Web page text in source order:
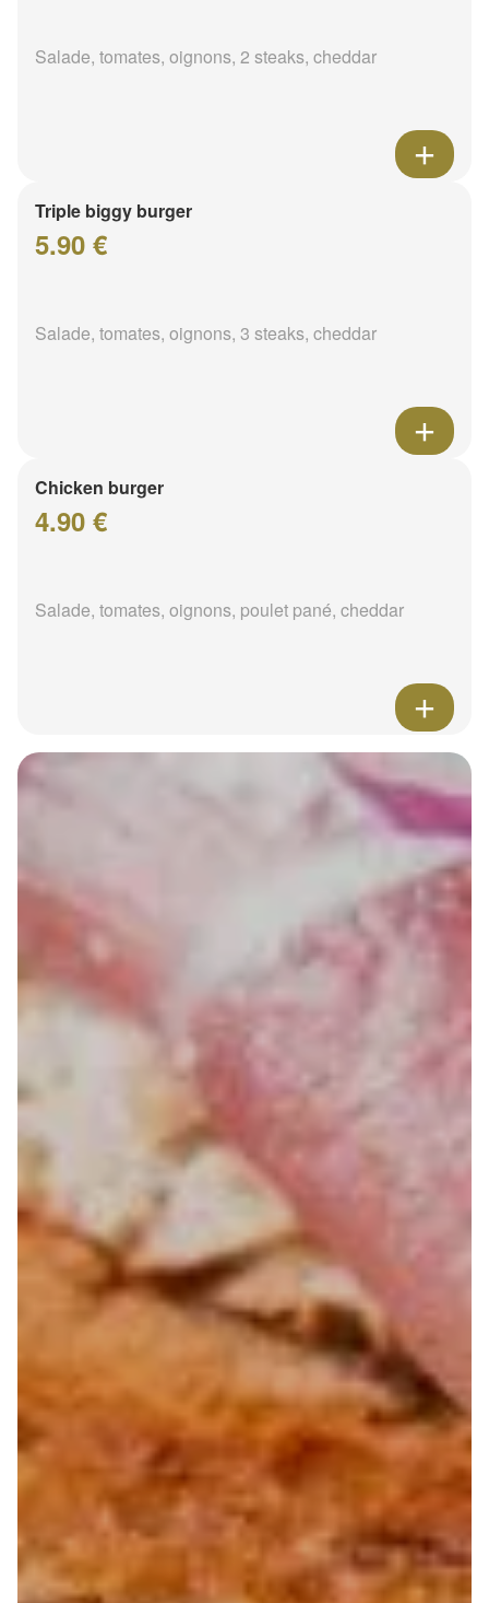
Salade, tomates, oignons, 2 steaks, cheddar
Triple biggy burger
5.90 €
Salade, tomates, oignons, 3 steaks, cheddar
Chicken burger
4.90 €
Salade, tomates, oignons, poulet pané, cheddar